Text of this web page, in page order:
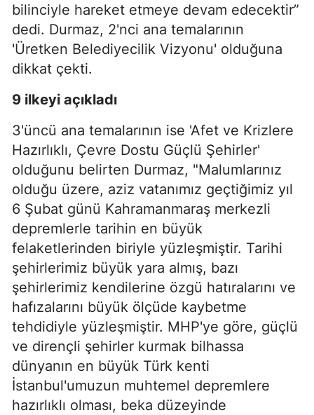
bilinciyle hareket etmeye devam edecektir”
dedi. Durmaz, 2'nci ana temalarının
'Üretken Belediyecilik Vizyonu' olduğuna
dikkat çekti.
9 ilkeyi açıkladı
3'üncü ana temalarının ise 'Afet ve Krizlere
Hazırlıklı, Çevre Dostu Güçlü Şehirler'
olduğunu belirten Durmaz, "Malumlarınız
olduğu üzere, aziz vatanımız geçtiğimiz yıl
6 Şubat günü Kahramanmaraş merkezli
depremlerle tarihin en büyük
felaketlerinden biriyle yüzleşmiştir. Tarihi
şehirlerimiz büyük yara almış, bazı
şehirlerimiz kendilerine özgü hatıralarını ve
hafızalarını büyük ölçüde kaybetme
tehdidiyle yüzleşmiştir. MHP'ye göre, güçlü
ve dirençli şehirler kurmak bilhassa
dünyanın en büyük Türk kenti
İstanbul'umuzun muhtemel depremlere
hazırlıklı olması, beka düzeyinde